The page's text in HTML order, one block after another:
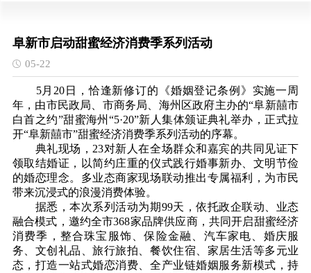
阜新市启动甜蜜经济消费季系列活动
05-22
5月20日，恰逢新修订的《婚姻登记条例》实施一周
年，由市民政局、市商务局、海州区政府主办的“阜新囍市
白首之约”甜蜜海州“5·20”新人集体颁证典礼举办，正式拉
开“阜新囍市”甜蜜经济消费季系列活动的序幕。
典礼现场，23对新人在全场群众和嘉宾的共同见证下
领取结婚证，以简约庄重的仪式践行婚事新办、文明节俭
的婚恋理念。多业态商家现场联动推出专属福利，为市民
带来沉浸式的浪漫消费体验。
据悉，本次系列活动为期99天，依托政企联动、业态
融合模式，邀约全市368家品牌供应商，共同开启甜蜜经济
消费季，整合珠宝服饰、保险金融、汽车家电、婚庆服
务、文创礼品、旅行旅拍、餐饮住宿、家居生活等多元业
态，打造一站式婚恋消费、全产业链婚姻服务新模式，持